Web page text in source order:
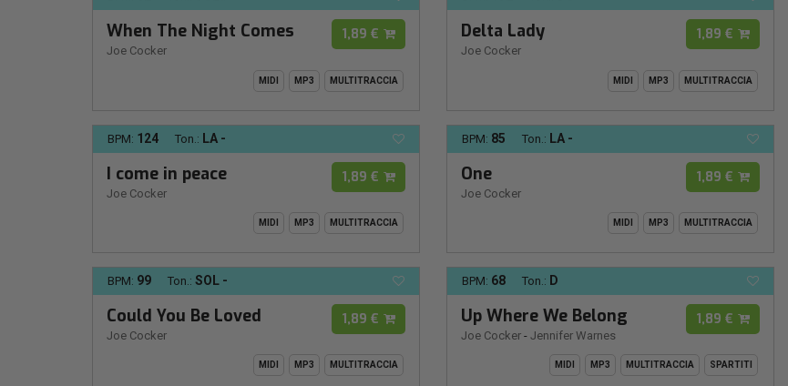
When The Night Comes
Joe Cocker
1,89 €
MIDI MP3 MULTITRACCIA
Delta Lady
Joe Cocker
1,89 €
MIDI MP3 MULTITRACCIA
BPM: 124 Ton.: LA -
I come in peace
Joe Cocker
1,89 €
MIDI MP3 MULTITRACCIA
BPM: 85 Ton.: LA -
One
Joe Cocker
1,89 €
MIDI MP3 MULTITRACCIA
BPM: 99 Ton.: SOL -
Could You Be Loved
Joe Cocker
1,89 €
MIDI MP3 MULTITRACCIA
BPM: 68 Ton.: D
Up Where We Belong
Joe Cocker - Jennifer Warnes
1,89 €
MIDI MP3 MULTITRACCIA SPARTITI